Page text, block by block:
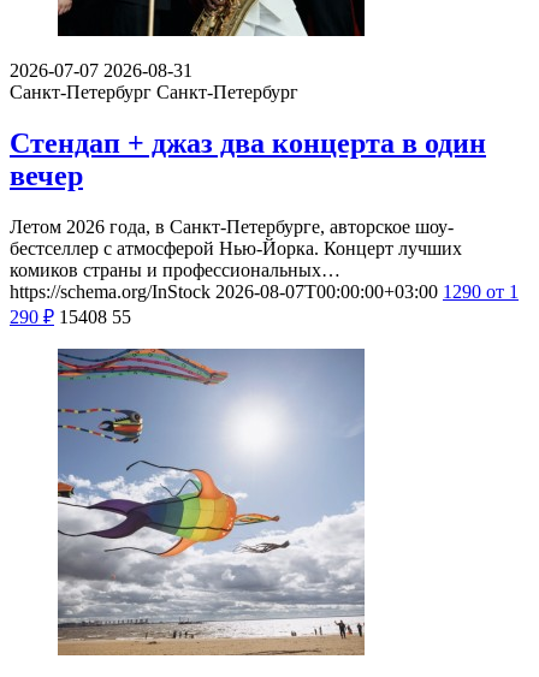
2026-07-07 2026-08-31
Санкт-Петербург Санкт-Петербург
Стендап + джаз два концерта в один
вечер
Летом 2026 года, в Санкт-Петербурге, авторское шоу-
бестселлер с атмосферой Нью-Йорка. Концерт лучших
комиков страны и профессиональных…
https://schema.org/InStock 2026-08-07T00:00:00+03:00 1290 от 1
290 ₽ 15408 55